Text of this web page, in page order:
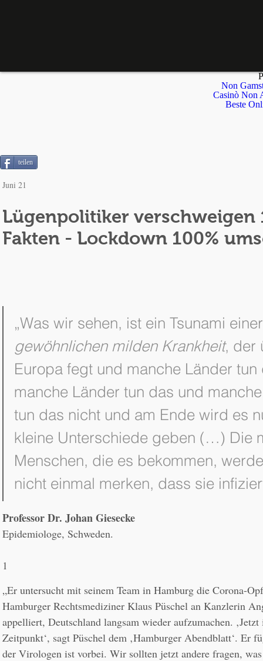
Juni 21
Lügenpolitiker verschweigen
Fakten - Lockdown 100%
gewöhnlichen milden Krankheit, der
Europa fegt und manche Länder
manche Länder tun das und
tun das nicht und am Ende wird es
kleine Unterschiede geben (…) Die
Menschen, die es bekommen,
nicht einmal merken, dass sie
Professor Dr. Johan Giesecke
Epidemiologe, Schweden.
1
„Er untersucht mit seinem Team in Hamburg die Corona-
Hamburger Rechtsmediziner Klaus Püschel an Kanzlerin
appelliert, Deutschland langsam wieder aufzumachen.
Zeitpunkt‘, sagt Püschel dem ‚Hamburger Abendblatt‘. Er
der Virologen ist vorbei. Wir sollten jetzt andere fragen,
teilen
Non
Casinò Non
Beste